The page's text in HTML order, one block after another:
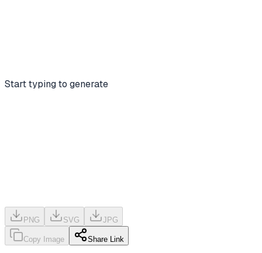
Start typing to generate
PNG SVG JPG
Copy Image Share Link